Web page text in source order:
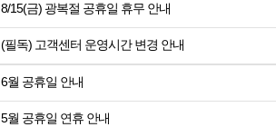
8/15(금) 광복절 공휴일 휴무 안내
(필독) 고객센터 운영시간 변경 안내
6월 공휴일 안내
5월 공휴일 연휴 안내